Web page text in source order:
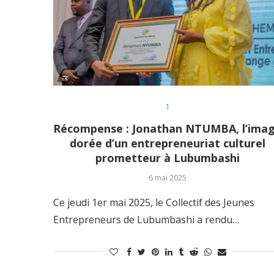
1
Récompense : Jonathan NTUMBA,
dorée d’un entrepreneuriat culturel
prometteur à Lubumbashi
6 mai 2025
Ce jeudi 1er mai 2025, le Collectif des Jeunes
Entrepreneurs de Lubumbashi a rendu…